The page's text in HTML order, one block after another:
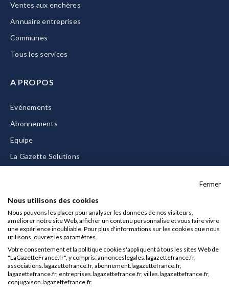
Ventes aux enchères
Annuaire entreprises
Communes
Tous les services
A PROPOS
Evénements
Abonnements
Equipe
La Gazette Solutions
Mentions légales
CGU/CGV
Données personnelles
Charte sur les cookies
Gérer vos cookies
Fermer
Nous utilisons des cookies
Nous pouvons les placer pour analyser les données de nos visiteurs,
améliorer notre site Web, afficher un contenu personnalisé et vous faire vivre
une expérience inoubliable. Pour plus d'informations sur les cookies que nous
utilisons, ouvrez les paramètres.
Votre consentement et la politique cookie s'appliquent à tous les sites Web de
"LaGazetteFrance.fr", y compris: annonceslegales.lagazettefrance.fr,
associations.lagazettefrance.fr, abonnement.lagazettefrance.fr,
lagazettefrance.fr, entreprises.lagazettefrance.fr, villes.lagazettefrance.fr,
conjugaison.lagazettefrance.fr.